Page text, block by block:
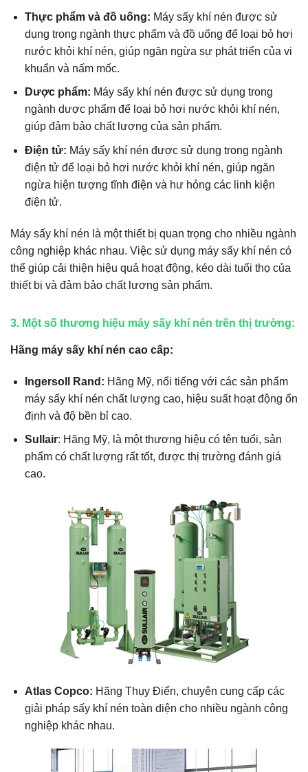
Thực phẩm và đồ uống: Máy sấy khí nén được sử
dụng trong ngành thực phẩm và đồ uống để loại bỏ hơi
nước khỏi khí nén, giúp ngăn ngừa sự phát triển của vi
khuẩn và nấm mốc.
Dược phẩm: Máy sấy khí nén được sử dụng trong
ngành dược phẩm để loại bỏ hơi nước khỏi khí nén,
giúp đảm bảo chất lượng của sản phẩm.
Điện tử: Máy sấy khí nén được sử dụng trong ngành
điện tử để loại bỏ hơi nước khỏi khí nén, giúp ngăn
ngừa hiện tượng tĩnh điện và hư hỏng các linh kiện
điện tử.
Máy sấy khí nén là một thiết bị quan trọng cho nhiều ngành
công nghiệp khác nhau. Việc sử dụng máy sấy khí nén có
thể giúp cải thiện hiệu quả hoạt động, kéo dài tuổi thọ của
thiết bị và đảm bảo chất lượng sản phẩm.
3. Một số thương hiệu máy sấy khí nén trên thị trường:
Hãng máy sấy khí nén cao cấp:
Ingersoll Rand: Hãng Mỹ, nổi tiếng với các sản phẩm
máy sấy khí nén chất lượng cao, hiệu suất hoạt động ổn
định và độ bền bỉ cao.
Sullair: Hãng Mỹ, là một thương hiệu có tên tuổi, sản
phẩm có chất lượng rất tốt, được thị trường đánh giá
cao.
Atlas Copco: Hãng Thụy Điển, chuyên cung cấp các
giải pháp sấy khí nén toàn diện cho nhiều ngành công
nghiệp khác nhau.